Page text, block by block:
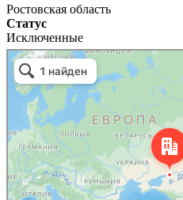
Ростовская область
Статус
Исключенные